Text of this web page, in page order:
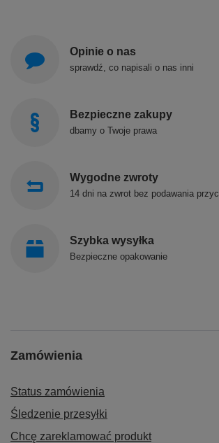
Opinie o nas
sprawdź, co napisali o nas inni
Bezpieczne zakupy
dbamy o Twoje prawa
Wygodne zwroty
14 dni na zwrot bez podawania
Szybka wysyłka
Bezpieczne opakowanie
Zamówienia
Status zamówienia
Śledzenie przesyłki
Chcę zareklamować produkt